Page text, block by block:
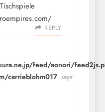
REPLY
feed/aonori/
carrieblohm017 says: